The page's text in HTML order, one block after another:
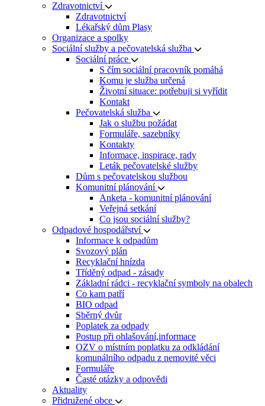
Zdravotnictví
Zdravotnictví
Lékařský dům Plasy
Organizace a spolky
Sociální služby a pečovatelská služba
Sociální práce
S čím sociální pracovník pomáhá
Komu je služba určená
Životní situace: potřebuji si vyřídit
Kontakt
Pečovatelská služba
Jak o službu požádat
Formuláře, sazebníky
Kontakty
Informace, inspirace, rady
Leták pečovatelské služby
Dům s pečovatelskou službou
Komunitní plánování
Anketa - komunitní plánování
Veřejná setkání
Co jsou sociální služby?
Odpadové hospodářství
Informace k odpadům
Svozový plán
Recyklační hnízda
Tříděný odpad - zásady
Základní rádci - recyklační symboly na obalech
Co kam patří
BIO odpad
Sběrný dvůr
Poplatek za odpady
Postup při ohlašování,informace
OZV o místním poplatku za odkládání
komunálního odpadu z nemovité věci
Formuláře
Časté otázky a odpovědi
Aktuality
Přidružené obce